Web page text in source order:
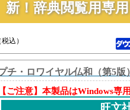
新！辞典閲覧用専
込）
チ・ロワイヤル仏和（第5
【ご注意】本製品はWindows専
旺文